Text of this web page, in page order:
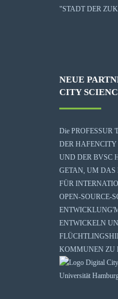
"STADT DER
NEUE
CITY
Die PROFESSUR
DER
UND DER BVSC
GETAN, UM DAS
FÜR
OPEN-SOURCE-
ENTWICKLUNG
ENTWICKELN
KOMMUNEN ZU